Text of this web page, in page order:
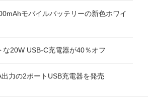
モバイルバッテリーの新色ホワイ
な20W USB-C充電器が40％オフ
力の2ポートUSB充電器を発売